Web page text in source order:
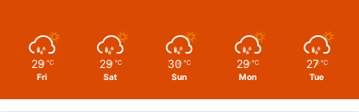
29 ℃
Fri
29 ℃
Sat
30 ℃
Sun
29 ℃
Mon
27 ℃
Tue